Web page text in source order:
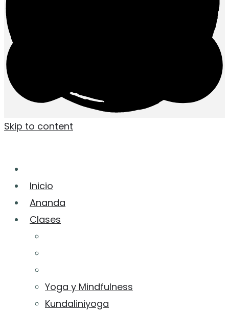
Skip to content
Inicio
Ananda
Clases
Yoga y Mindfulness
Kundaliniyoga